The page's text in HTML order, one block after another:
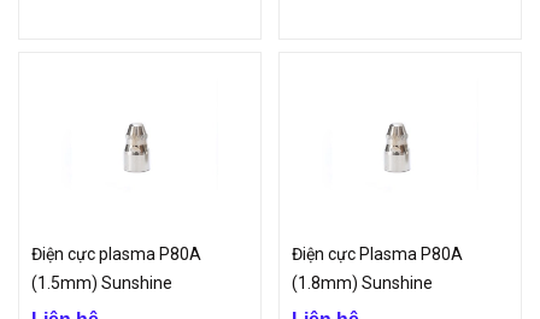
Điện cực plasma P80A
(1.5mm) Sunshine
Điện cực Plasma P80A
(1.8mm) Sunshine